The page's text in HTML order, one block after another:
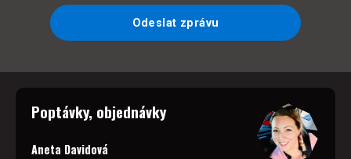
Odeslat zprávu
Poptávky, objednávky
Aneta Davidová